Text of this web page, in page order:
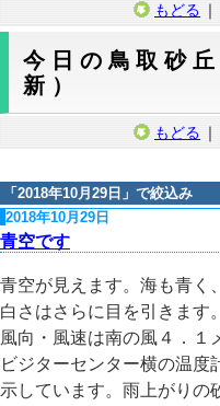
もどる ｜
今日の鳥取砂
新）
もどる ｜
「 2018年10月29日 」で絞込み
2018年10月29日
青空です
青空が見えます。海も青く
白さはさらに目を引きます
風向・風速は南の風４．１
ビジターセンター横の温度
示しています。雨上がりの